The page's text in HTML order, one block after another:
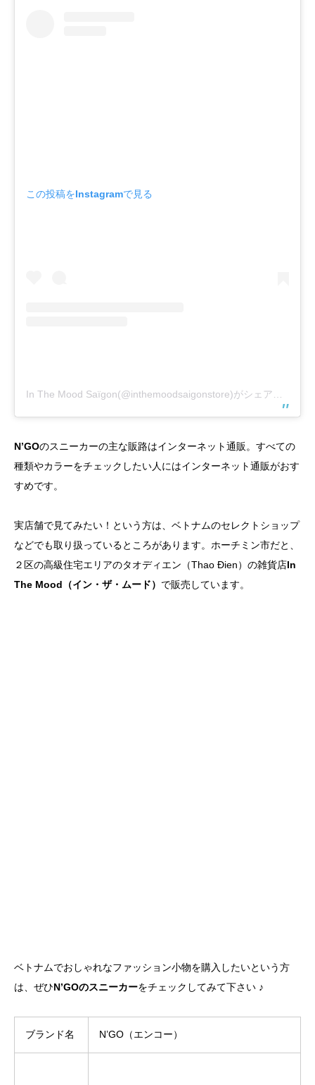
この投稿をInstagramで見る
N’GOのスニーカーの主な販路はインターネット通販。すべての
種類やカラーをチェックしたい人にはインターネット通販がおす
すめです。
実店舗で見てみたい！という方は、ベトナムのセレクトショップ
などでも取り扱っているところがあります。ホーチミン市だと、
２区の高級住宅エリアのタオディエン（Thao Đien）の雑貨店In
The Mood（イン・ザ・ムード） で販売しています。
ベトナムでおしゃれなファッション小物を購入したいという方
は、ぜひN’GOのスニーカーをチェックしてみて下さい ♪
ブランド名 N’GO（エンコー）